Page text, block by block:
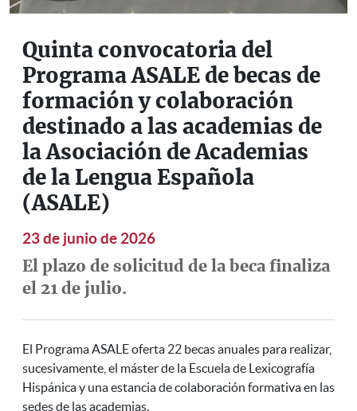
Quinta convocatoria del
Programa ASALE de becas de
formación y colaboración
destinado a las academias de
la Asociación de Academias
de la Lengua Española
(ASALE)
23 de junio de 2026
El plazo de solicitud de la beca finaliza
el 21 de julio.
El Programa ASALE oferta 22 becas anuales para realizar,
sucesivamente, el máster de la Escuela de Lexicografía
Hispánica y una estancia de colaboración formativa en las
sedes de las academias.